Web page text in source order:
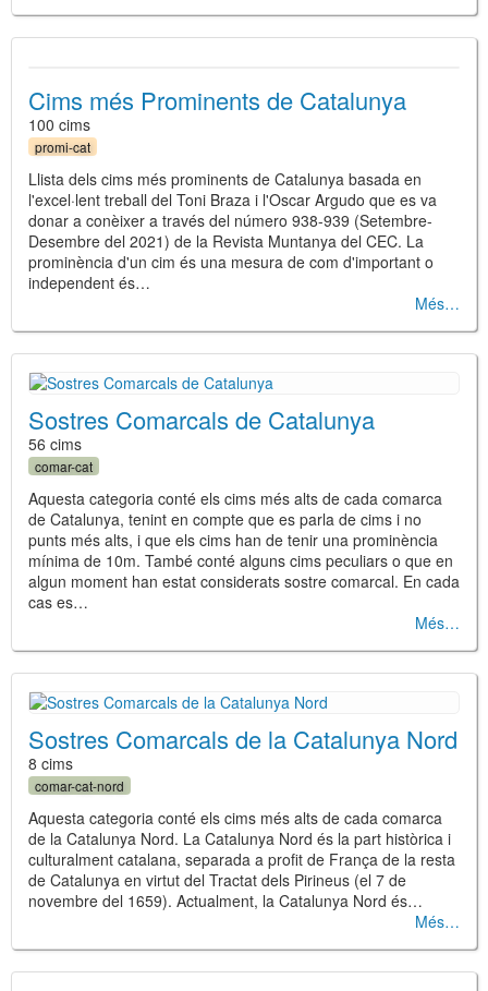
Cims més Prominents de Catalunya
100 cims
promi-cat
Llista dels cims més prominents de Catalunya basada en
l'excel·lent treball del Toni Braza i l'Oscar Argudo que es va
donar a conèixer a través del número 938-939 (Setembre-
Desembre del 2021) de la Revista Muntanya del CEC. La
prominència d'un cim és una mesura de com d'important o
independent és…
Més
Sostres Comarcals de Catalunya
56 cims
comar-cat
Aquesta categoria conté els cims més alts de cada comarca
de Catalunya, tenint en compte que es parla de cims i no
punts més alts, i que els cims han de tenir una prominència
mínima de 10m. També conté alguns cims peculiars o que en
algun moment han estat considerats sostre comarcal. En cada
cas es…
Més
Sostres Comarcals de la Catalunya Nord
8 cims
comar-cat-nord
Aquesta categoria conté els cims més alts de cada comarca
de la Catalunya Nord. La Catalunya Nord és la part històrica i
culturalment catalana, separada a profit de França de la resta
de Catalunya en virtut del Tractat dels Pirineus (el 7 de
novembre del 1659). Actualment, la Catalunya Nord és…
Més